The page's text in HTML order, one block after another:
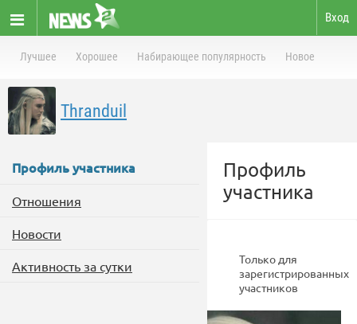
Вход
Лучшее Хорошее Набирающее популярность Новое
Thranduil
Профиль участника
Отношения
Новости
Активность за сутки
Профиль
участника
Только для
зарегистрированных
участников